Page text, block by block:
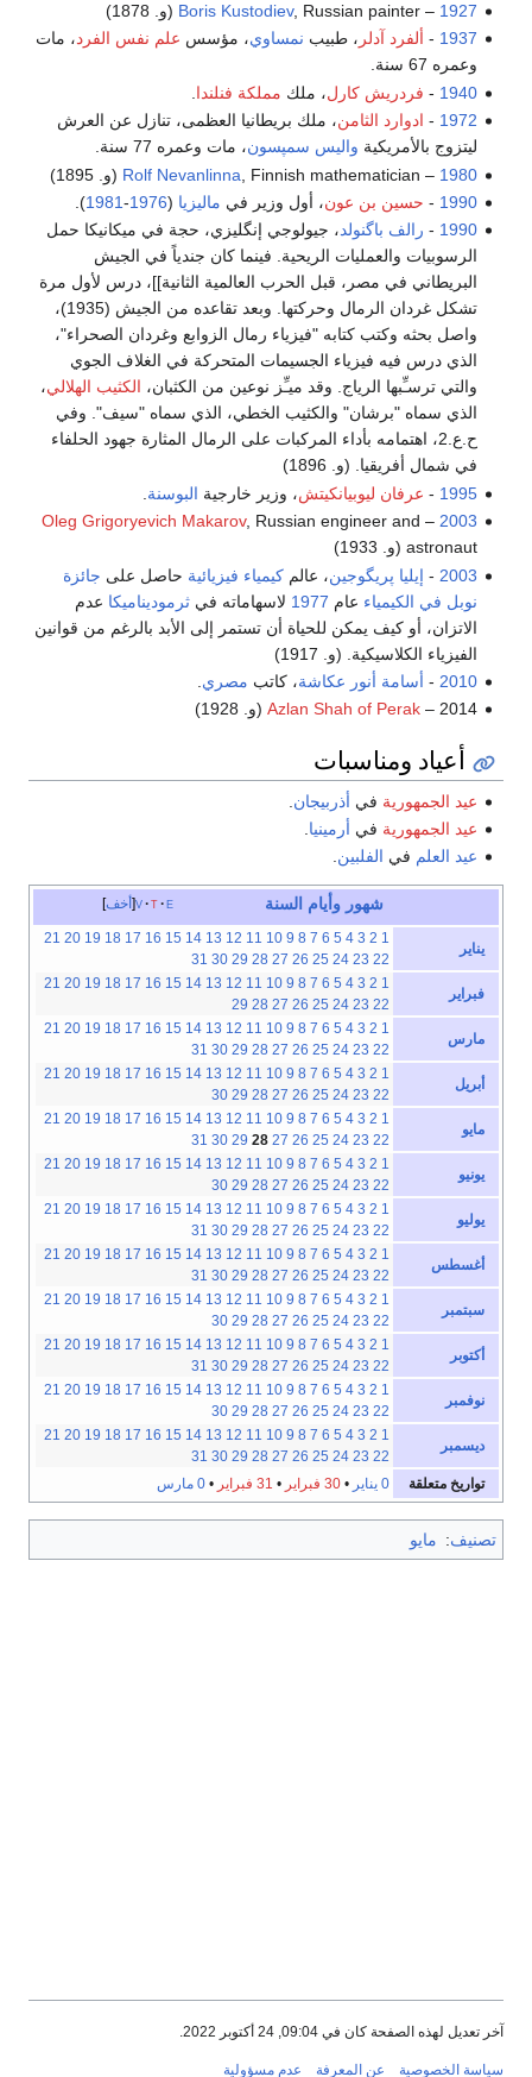
1927
–
Boris Kustodiev, Russian painter (و. 1878)
1937
- ألفرد آدلر ، طبيب نمساوي، مؤسس علم نفس الفرد، مات
وعمره 67 سنة.
1940
- فردريش كارل، ملك مملكة فنلندا
1972
- ادوارد الثامن، ملك بريطانيا العظمى، تنازل عن العرش
ليتزوج بالأمريكية واليس سمپسون، مات وعمره 77 سنة.
1980
–
Rolf Nevanlinna , Finnish mathematician (و. 1895)
1990
- حسين بن عون، أول وزير في ماليزيا (
1976
-
1981
).
1990
- رالف باگنولد، جيولوجي إنگليزي، حجة في ميكانيكا حمل
الرسوبيات والعمليات الريحية. فينما كان جندياً في الجيش
البريطاني في مصر، قبل الحرب العالمية الثانية]]، درس لأول مرة
تشكل غردان الرمال وحركتها. وبعد تقاعده من الجيش (1935)،
واصل بحثه وكتب كتابه "فيزياء رمال الزوابع وغردان الصحراء"،
الذي درس فيه فيزياء الجسيمات المتحركة في الغلاف الجوي
والتي ترسـِّبها الرياج. وقد ميـِّز نوعين من الكثبان، الكثيب الهلالي،
الذي سماه "برشان" والكثيب الخطي، الذي سماه "سيف". وفي
ح.ع.2، اهتمامه بأداء المركبات على الرمال المثارة جهود الحلفاء
في شمال أفريقيا. (و. 1896)
1995
- عرفان ليوبيانكيتش، وزير خارجية البوسنة
2003
–
Oleg Grigoryevich Makarov, Russian engineer and
astronaut (و. 1933)
2003
- إيليا پريگوجين، عالمكيمياء فيزيائية حاصل على جائزة
نوبل في الكيمياء عام 1977 لاسهاماته فيثرموديناميكا عدم
الاتزان، أو كيف يمكن للحياة أن تستمر إلى الأبد بالرغم من قوانين
الفيزياء الكلاسيكية. (و. 1917)
2010
- أسامة أنور عكاشة، كاتب مصري
2014 –
Azlan Shah of Perak (و. 1928)
أعياد ومناسبات
عيد الجمهورية في أذربيجان
عيد الجمهورية في أرمينيا
عيد العلم في الفلبين.
أخف v t e شهور وأيام السنة
يناير
1
2
3
4
5
6
7
8
9
10
11
12
13
14
15
16
17
18
19
20
21
22
23
24
25
26
27
28
29
30
31
فبراير
1
2
3
4
5
6
7
8
9
10
11
12
13
14
15
16
17
18
19
20
21
22
23
24
25
26
27
28
29
مارس
1
2
3
4
5
6
7
8
9
10
11
12
13
14
15
16
17
18
19
20
21
22
23
24
25
26
27
28
29
30
31
أبريل
1
2
3
4
5
6
7
8
9
10
11
12
13
14
15
16
17
18
19
20
21
22
23
24
25
26
27
28
29
30
مايو
1
2
3
4
5
6
7
8
9
10
11
12
13
14
15
16
17
18
19
20
21
22
23
24
25
26
27
28
29
30
31
يونيو
1
2
3
4
5
6
7
8
9
10
11
12
13
14
15
16
17
18
19
20
21
22
23
24
25
26
27
28
29
30
يوليو
1
2
3
4
5
6
7
8
9
10
11
12
13
14
15
16
17
18
19
20
21
22
23
24
25
26
27
28
29
30
31
أغسطس
1
2
3
4
5
6
7
8
9
10
11
12
13
14
15
16
17
18
19
20
21
22
23
24
25
26
27
28
29
30
31
سبتمبر
1
2
3
4
5
6
7
8
9
10
11
12
13
14
15
16
17
18
19
20
21
22
23
24
25
26
27
28
29
30
أكتوبر
1
2
3
4
5
6
7
8
9
10
11
12
13
14
15
16
17
18
19
20
21
22
23
24
25
26
27
28
29
30
31
نوفمبر
1
2
3
4
5
6
7
8
9
10
11
12
13
14
15
16
17
18
19
20
21
22
23
24
25
26
27
28
29
30
ديسمبر
1
2
3
4
5
6
7
8
9
10
11
12
13
14
15
16
17
18
19
20
21
22
23
24
25
26
27
28
29
30
31
تواريخ متعلقة
0 يناير •30 فبراير • 31 فبراير •0 مارس
تصنيف: مايو
آخر تعديل لهذه الصفحة كان في 09:04, 24 أكتوبر 2022.
سياسة الخصوصية عن المعرفة عدم مسؤولية